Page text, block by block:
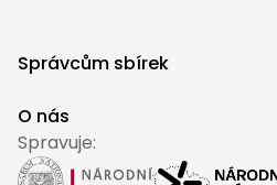
Správcům sbírek
O nás
Spravuje: